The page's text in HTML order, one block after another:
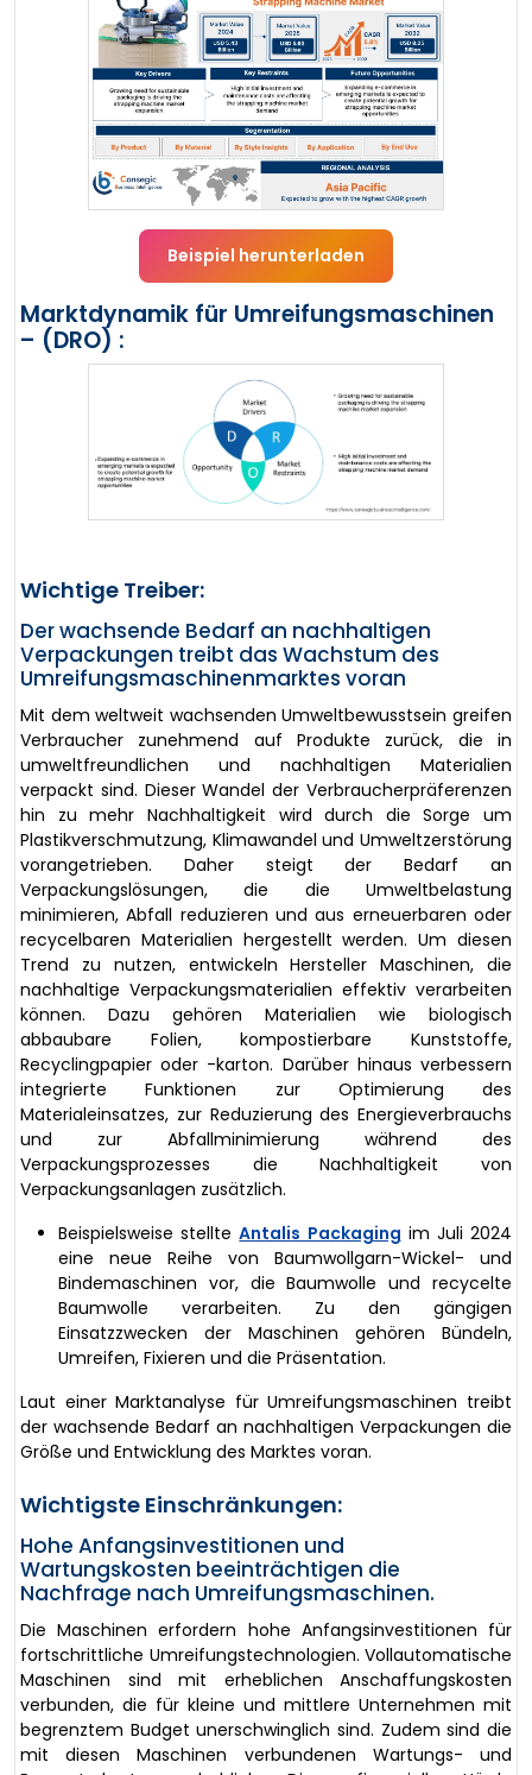
Beispiel herunterladen
Marktdynamik für Umreifungsmaschinen
– (DRO) :
Wichtige Treiber:
Der wachsende Bedarf an nachhaltigen
Verpackungen treibt das Wachstum des
Umreifungsmaschinenmarktes voran
Mit dem weltweit wachsenden Umweltbewusstsein greifen
Verbraucher zunehmend auf Produkte zurück, die in
umweltfreundlichen und nachhaltigen Materialien
verpackt sind. Dieser Wandel der Verbraucherpräferenzen
hin zu mehr Nachhaltigkeit wird durch die Sorge um
Plastikverschmutzung, Klimawandel und Umweltzerstörung
vorangetrieben. Daher steigt der Bedarf an
Verpackungslösungen, die die Umweltbelastung
minimieren, Abfall reduzieren und aus erneuerbaren oder
recycelbaren Materialien hergestellt werden. Um diesen
Trend zu nutzen, entwickeln Hersteller Maschinen, die
nachhaltige Verpackungsmaterialien effektiv verarbeiten
können. Dazu gehören Materialien wie biologisch
abbaubare Folien, kompostierbare Kunststoffe,
Recyclingpapier oder -karton. Darüber hinaus verbessern
integrierte Funktionen zur Optimierung des
Materialeinsatzes, zur Reduzierung des Energieverbrauchs
und zur Abfallminimierung während des
Verpackungsprozesses die Nachhaltigkeit von
Verpackungsanlagen zusätzlich.
Beispielsweise stellteAntalis Packaging im Juli 2024
eine neue Reihe von Baumwollgarn-Wickel- und
Bindemaschinen vor, die Baumwolle und recycelte
Baumwolle verarbeiten. Zu den gängigen
Einsatzzwecken der Maschinen gehören Bündeln,
Umreifen, Fixieren und die Präsentation.
Laut einer Marktanalyse für Umreifungsmaschinen treibt
der wachsende Bedarf an nachhaltigen Verpackungen die
Größe und Entwicklung des Marktes voran.
Wichtigste Einschränkungen:
Hohe Anfangsinvestitionen und
Wartungskosten beeinträchtigen die
Nachfrage nach Umreifungsmaschinen.
Die Maschinen erfordern hohe Anfangsinvestitionen für
fortschrittliche Umreifungstechnologien. Vollautomatische
Maschinen sind mit erheblichen Anschaffungskosten
verbunden, die für kleine und mittlere Unternehmen mit
begrenztem Budget unerschwinglich sind. Zudem sind die
mit diesen Maschinen verbundenen Wartungs- und